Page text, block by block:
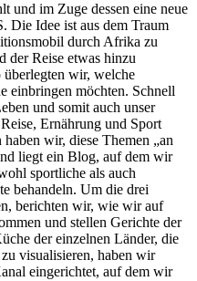
und im Zuge dessen eine neue
Idee ist aus dem Traum
durch Afrika zu
der Reise etwas hinzu
überlegten wir, welche
einbringen möchten. Schnell
und somit auch unser
Ernährung und Sport
wir, diese Themen „an
liegt ein Blog, auf dem wir
sportliche als auch
behandeln. Um die drei
berichten wir, wie wir auf
und stellen Gerichte der
der einzelnen Länder, die
visualisieren, haben wir
eingerichtet, auf dem wir